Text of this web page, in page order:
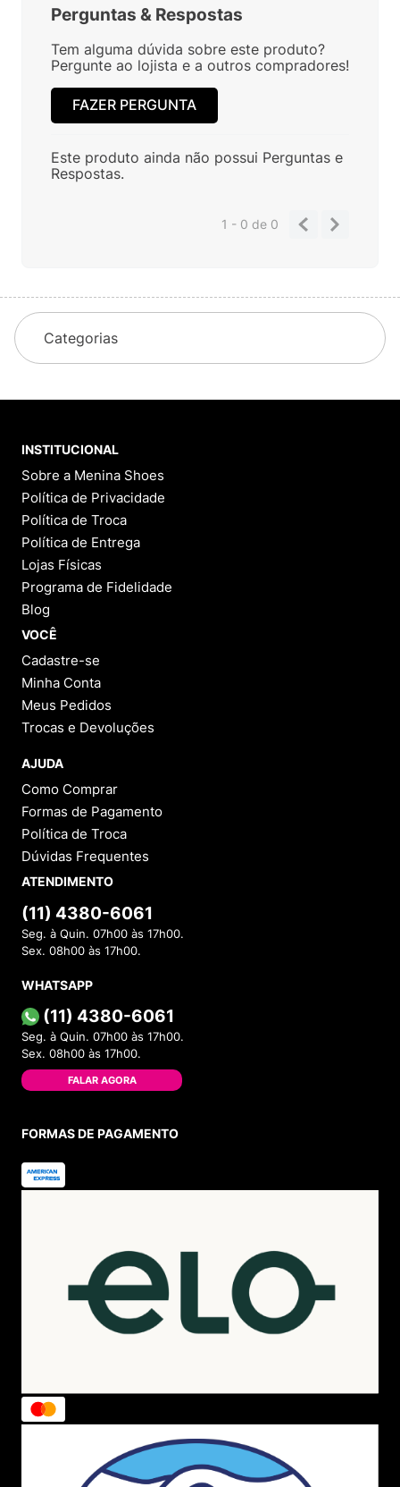
Perguntas & Respostas
Tem alguma dúvida sobre este produto?
Pergunte ao lojista e a outros compradores!
FAZER PERGUNTA
Este produto ainda não possui Perguntas e
Respostas.
1 - 0de 0
Categorias
INSTITUCIONAL
Sobre a Menina Shoes
Política de Privacidade
Política de Troca
Política de Entrega
Lojas Físicas
Programa de Fidelidade
Blog
VOCÊ
Cadastre-se
Minha Conta
Meus Pedidos
Trocas e Devoluções
AJUDA
Como Comprar
Formas de Pagamento
Política de Troca
Dúvidas Frequentes
ATENDIMENTO
(11) 4380-6061
Seg. à Quin. 07h00 às 17h00.
Sex. 08h00 às 17h00.
WHATSAPP
(11) 4380-6061
Seg. à Quin. 07h00 às 17h00.
Sex. 08h00 às 17h00.
FALAR AGORA
FORMAS DE PAGAMENTO